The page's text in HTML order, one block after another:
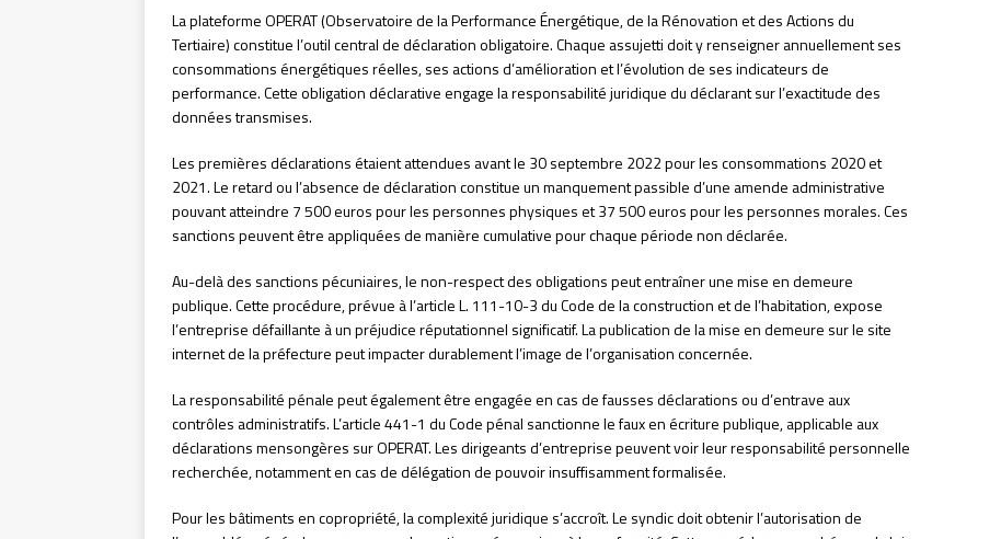
La plateforme OPERAT (Observatoire de la Performance Énergétique, de la Rénovation et des Actions du
Tertiaire) constitue l’outil central de déclaration obligatoire. Chaque assujetti doit y renseigner annuellement ses
consommations énergétiques réelles, ses actions d’amélioration et l’évolution de ses indicateurs de
performance. Cette obligation déclarative engage la responsabilité juridique du déclarant sur l’exactitude des
données transmises.
Les premières déclarations étaient attendues avant le 30 septembre 2022 pour les consommations 2020 et
2021. Le retard ou l’absence de déclaration constitue un manquement passible d’une amende administrative
pouvant atteindre 7 500 euros pour les personnes physiques et 37 500 euros pour les personnes morales. Ces
sanctions peuvent être appliquées de manière cumulative pour chaque période non déclarée.
Au-delà des sanctions pécuniaires, le non-respect des obligations peut entraîner une mise en demeure
publique. Cette procédure, prévue à l’article L. 111-10-3 du Code de la construction et de l’habitation, expose
l’entreprise défaillante à un préjudice réputationnel significatif. La publication de la mise en demeure sur le site
internet de la préfecture peut impacter durablement l’image de l’organisation concernée.
La responsabilité pénale peut également être engagée en cas de fausses déclarations ou d’entrave aux
contrôles administratifs. L’article 441-1 du Code pénal sanctionne le faux en écriture publique, applicable aux
déclarations mensongères sur OPERAT. Les dirigeants d’entreprise peuvent voir leur responsabilité personnelle
recherchée, notamment en cas de délégation de pouvoir insuffisamment formalisée.
Pour les bâtiments en copropriété, la complexité juridique s’accroît. Le syndic doit obtenir l’autorisation de